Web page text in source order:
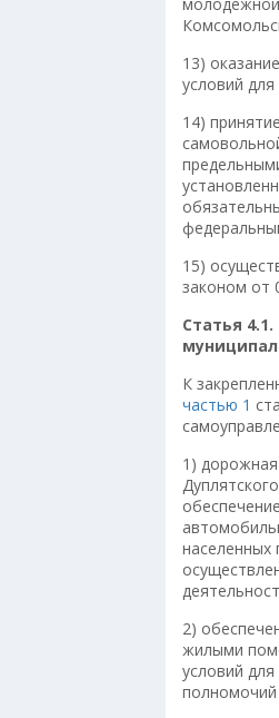
13)
условий
14)
15)
законом от
Статья
К
частью 1
1)
населенных
2)
жилыми
условий